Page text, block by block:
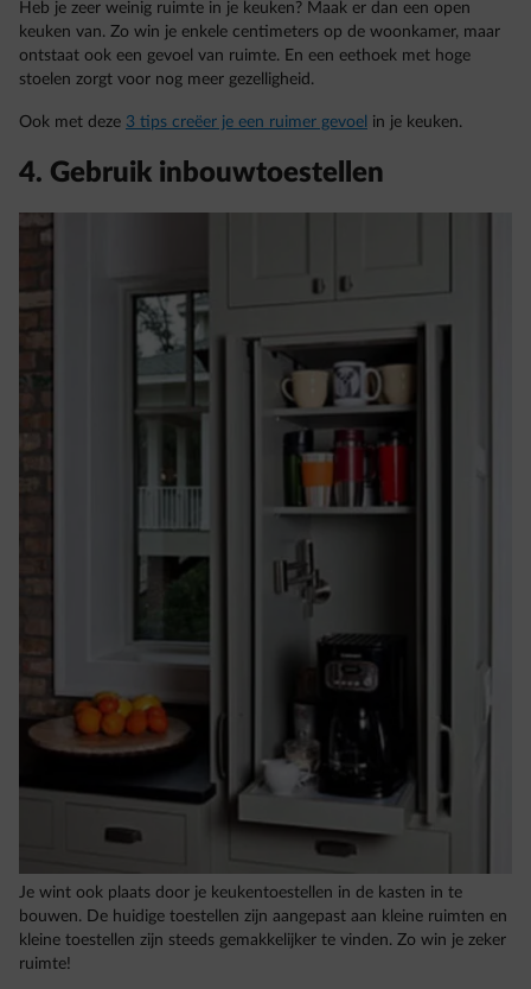
Heb je zeer weinig ruimte in je keuken? Maak er dan een open
keuken van. Zo win je enkele centimeters op de woonkamer, maar
ontstaat ook een gevoel van ruimte. En een eethoek met hoge
stoelen zorgt voor nog meer gezelligheid.
Ook met deze 3 tips creëer je een ruimer gevoel in je keuken.
4. Gebruik inbouwtoestellen
Je wint ook plaats door je keukentoestellen in de kasten in te
bouwen. De huidige toestellen zijn aangepast aan kleine ruimten en
kleine toestellen zijn steeds gemakkelijker te vinden. Zo win je zeker
ruimte!